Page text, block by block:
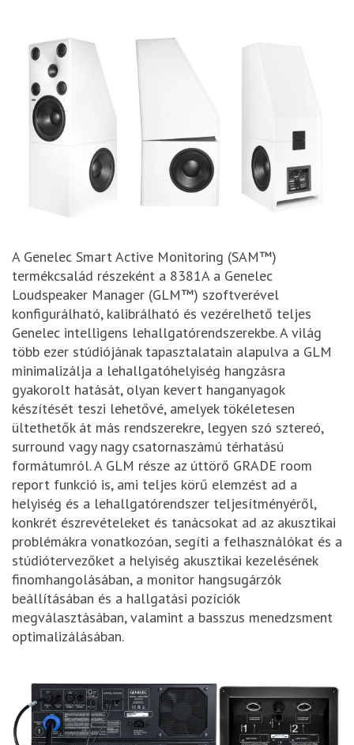
A Genelec Smart Active Monitoring (SAM™)
termékcsalád részeként a 8381A a Genelec
Loudspeaker Manager (GLM™) szoftverével
konfigurálható, kalibrálható és vezérelhető teljes
Genelec intelligens lehallgatórendszerekbe. A világ
több ezer stúdiójának tapasztalatain alapulva a GLM
minimalizálja a lehallgatóhelyiség hangzásra
gyakorolt hatását, olyan kevert hanganyagok
készítését teszi lehetővé, amelyek tökéletesen
ültethetők át más rendszerekre, legyen szó sztereó,
surround vagy nagy csatornaszámú térhatású
formátumról. A GLM része az úttörő GRADE room
report funkció is, ami teljes körű elemzést ad a
helyiség és a lehallgatórendszer teljesítményéről,
konkrét észrevételeket és tanácsokat ad az akusztikai
problémákra vonatkozóan, segíti a felhasználókat és a
stúdiótervezőket a helyiség akusztikai kezelésének
finomhangolásában, a monitor hangsugárzók
beállításában és a hallgatási pozíciók
megválasztásában, valamint a basszus menedzsment
optimalizálásában.